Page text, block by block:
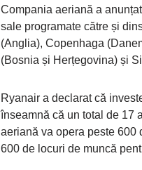
Compania aeriană a
sale programate către și
(Anglia), Copenhaga
(Bosnia și Herțegovina) și
Ryanair a declarat că
înseamnă că un total de 17
aeriană va opera peste 600
600 de locuri de muncă